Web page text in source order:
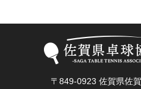
〒849-0923 佐賀県佐